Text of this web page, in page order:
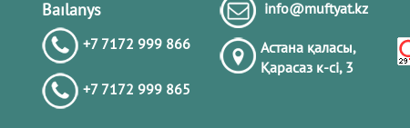
Baılanys
+7 7172 999 866
+7 7172 999 865
info@muftyat.kz
Астана қаласы,
Қарасаз к-сi, 3